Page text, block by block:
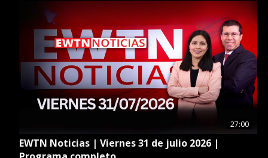
la oposición. Más en EWTN Noticias.
27:00
EWTN Noticias | Viernes 31 de julio 2026 |